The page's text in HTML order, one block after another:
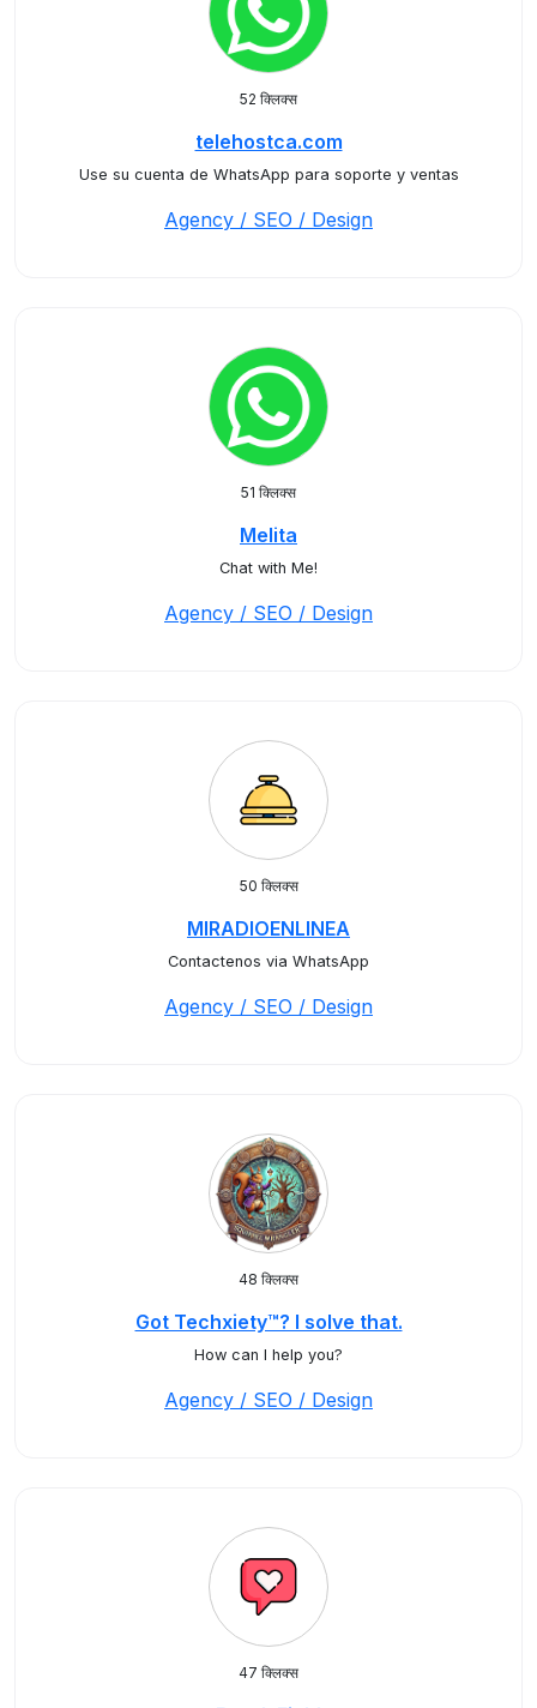
52 क्लिक्स
telehostca.com
Use su cuenta de WhatsApp para soporte y ventas
Agency / SEO / Design
51 क्लिक्स
Melita
Chat with Me!
Agency / SEO / Design
50 क्लिक्स
MIRADIOENLINEA
Contactenos via WhatsApp
Agency / SEO / Design
48 क्लिक्स
Got Techxiety™? I solve that.
How can I help you?
Agency / SEO / Design
47 क्लिक्स